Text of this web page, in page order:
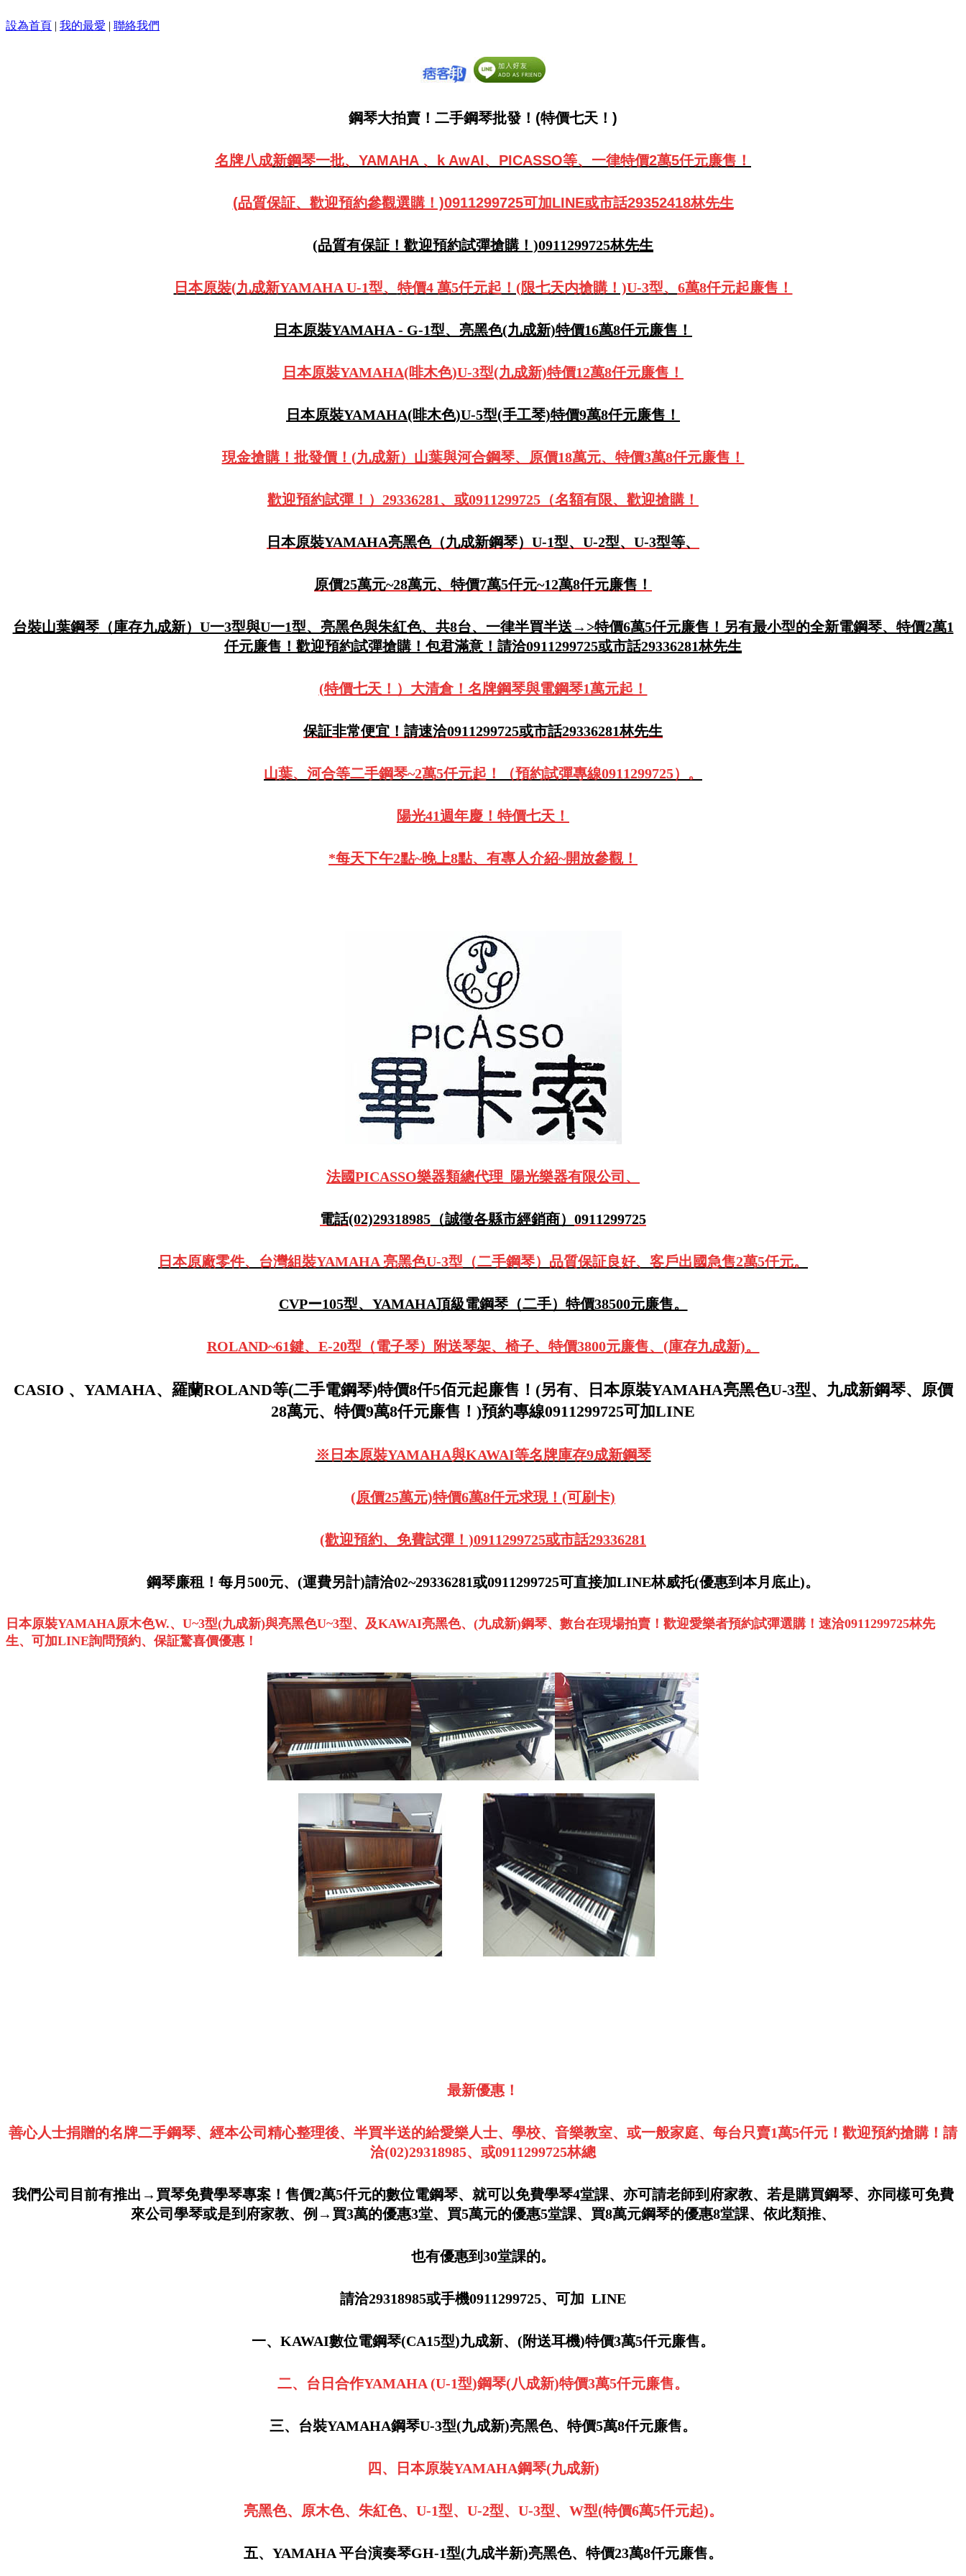
設為首頁 | 我的最愛 | 聯絡我們
鋼琴大拍賣！二手鋼琴批發！(特價七天！)
名牌八成新鋼琴一批、YAMAHA 、k AwAI、PICASSO等、 一律特價2萬5仟元廉售 ！
(品質保証、歡迎預約參觀選購！)0911299725可加LINE或市話29352418林先生
(品質有保証！歡迎預約試彈搶購！)0911299725林先生
日本原裝(九成新YAMAHA U-1型、 特價4 萬5仟元起 ！(限七天内搶購！)U-3型、 6萬8仟元起廉售！
日本原裝YAMAHA - G-1型、亮黑色(九成新)特價16萬8仟元廉售！
日本原裝YAMAHA(啡木色)U-3型(九成新)特價12萬8仟元廉售！
日本原裝YAMAHA(啡木色)U-5型(手工琴)特價9萬8仟元廉售！
現金搶購！批發價！ (九成新）山葉與河合鋼琴、原價18萬元、特價3萬8仟元廉售！
歡迎預約試彈！）29336281、或0911299725（名額有限、歡迎搶購！
日本原裝YAMAHA亮黑色（九成新鋼琴）U-1型、U-2型、U-3型等、
原價25萬元~28萬元、特價7萬5仟元~12萬8仟元廉售！
台裝山葉鋼琴（庫存九成新）U一3型與U一1型、亮黑色與朱紅色、共8台、一律半買半送→>特價6萬5仟元廉售！另有最小型的全新電鋼琴、特價2萬1
仟元廉售！歡迎預約試彈搶購！包君滿意！請洽0911299725或市話29336281林先生
(特價七天！）大清倉！名牌鋼琴與電鋼琴1萬元起！
保証非常便宜！請速洽0911299725或市話29336281林先生
山葉、河合等二手鋼琴~2萬5仟元起！（預約試彈專線0911299725）。
陽光41週年慶！特價七天！
*每天下午2點~晚上8點、有專人介紹~開放參觀！
法國PICASSO樂器類總代理 陽光樂器有限公司、
電話(02)29318985 （誠徵各縣市經銷商） 0911299725
日本原廠零件、台灣組裝YAMAHA 亮黑色U-3型（二手鋼琴）品質保証良好、客戶出國急售2萬5仟元。
CVPー105型、YAMAHA頂級電鋼琴（二手）特價38500元廉售。
ROLAND~61鍵、E-20型（電子琴）附送琴架、椅子、特價3800元廉售、(庫存九成新)。
CASIO 、YAMAHA、羅蘭ROLAND等(二手電鋼琴)特價8仟5佰元起廉售！(另有、日本原裝YAMAHA亮黑色U-3型、九成新鋼琴、原價
28萬元、特價9萬8仟元廉售！)預約專線0911299725可加LINE
※日本原裝YAMAHA與KAWAI等名牌庫存9成新鋼琴
(原價25萬元)特價6萬8仟元求現！(可刷卡)
(歡迎預約、免費試彈！)0911299725或市話29336281
鋼琴廉租！每月500元、(運費另計)請洽02~29336281或0911299725可直接加LINE林威托(優惠到本月底止)。
日本原裝YAMAHA原木色W.、 U~3型(九成新)與亮黑色U~3型、及KAWAI亮黑色、 (九成新)鋼琴、數台在現場拍賣！歡迎愛樂者預約試彈選購！速洽0911299725林先
生、可加LINE詢問預約、保証驚喜價優惠！
最新優惠！
善心人士捐贈的名牌二手鋼琴、經本公司精心整理後、半買半送的給愛樂人士、學校、音樂教室、或一般家庭、每台只賣1萬5仟元！歡迎預約搶購！請
洽(02)29318985、或0911299725林總
我們公司目前有推出→買琴免費學琴專案！售價2萬5仟元的數位電鋼琴、就可以免費學琴4堂課、亦可請老師到府家教、若是購買鋼琴、亦同樣可免費
來公司學琴或是到府家教、例→買3萬的優惠3堂、買5萬元的優惠5堂課、買8萬元鋼琴的優惠8堂課、依此類推、
也有優惠到30堂課的。
請洽29318985或手機0911299725、可加 LINE
一、KAWAI數位電鋼琴(CA15型)九成新、(附送耳機)特價3萬5仟元廉售。
二、台日合作YAMAHA (U-1型)鋼琴(八成新)特價3萬5仟元廉售。
三、台裝YAMAHA鋼琴U-3型(九成新)亮黑色、特價5萬8仟元廉售。
四、日本原裝YAMAHA鋼琴(九成新)
亮黑色、原木色、朱紅色、U-1型、U-2型、U-3型、W型(特價6萬5仟元起)。
五、YAMAHA 平台演奏琴GH-1型(九成半新)亮黑色、特價23萬8仟元廉售。